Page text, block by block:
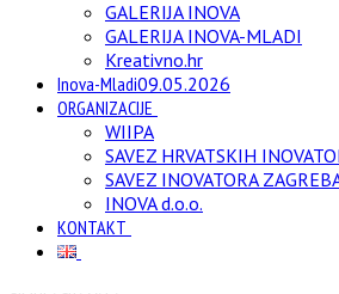
GALERIJA INOVA
GALERIJA INOVA-MLADI
Kreativno.hr
Inova-Mladi09.05.2026
ORGANIZACIJE
WIIPA
SAVEZ HRVATSKIH
SAVEZ INOVATORA
INOVA d.o.o.
KONTAKT